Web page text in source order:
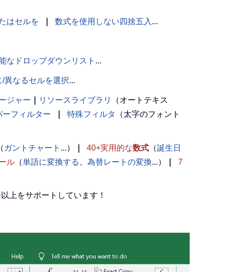
はセルを 数式を使用しない四捨五入 ...
なドロップダウンリスト ...
/異なるセルを選択...
ジャー リソースライブラリ
（オートテキス
ーフィルター
特殊フィルタ （太字のフォント
ガントチャート ...） 40+実用的な数式 （誕生日
ル （単語に変換する 為替レートの変換...） 7
上をサポートしています！